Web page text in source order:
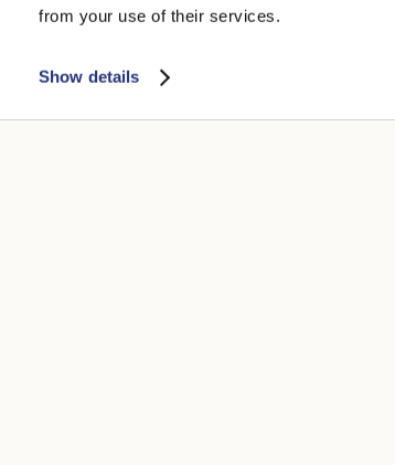
from your use of their services.
Show details